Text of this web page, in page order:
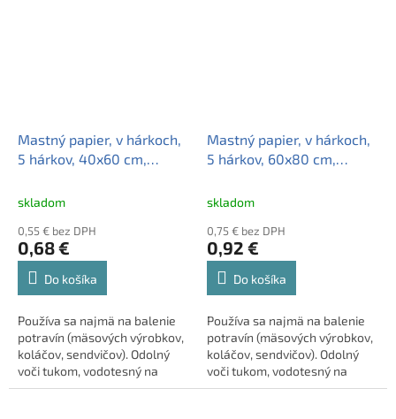
Mastný papier, v hárkoch,
5 hárkov, 40x60 cm,
skladom
0,55 € bez DPH
0,68 €
Do košíka
Používa sa najmä na balenie
potravín (mäsových výrobkov,
koláčov, sendvičov). Odolný
voči tukom, vodotesný na
obmedzený čas. Možno použiť
Mastný papier, v hárkoch,
5 hárkov, 60x80 cm,
skladom
0,75 € bez DPH
0,92 €
Do košíka
Používa sa najmä na balenie
potravín (mäsových výrobkov,
koláčov, sendvičov). Odolný
voči tukom, vodotesný na
obmedzený čas. Možno použiť